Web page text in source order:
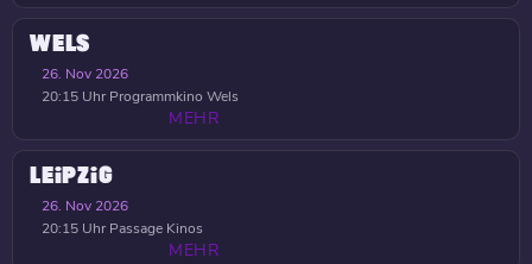
WELS
26. Nov 2026
20:15 Uhr Programmkino Wels
MEHR
LEIPZIG
26. Nov 2026
20:15 Uhr Passage Kinos
MEHR